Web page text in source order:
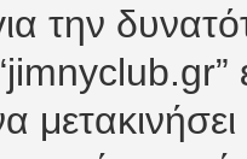
την